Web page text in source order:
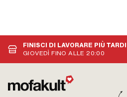
FINISCI DI LAVORARE PIÙ
GIOVEDÌ FINO ALLE 20:00